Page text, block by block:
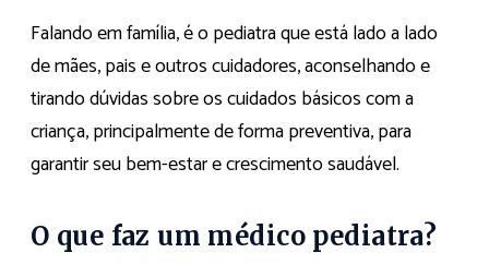
Falando em família, é o pediatra que está lado a lado
de mães, pais e outros cuidadores, aconselhando e
tirando dúvidas sobre os cuidados básicos com a
criança, principalmente de forma preventiva, para
garantir seu bem-estar e crescimento saudável.
O que faz um médico pediatra?